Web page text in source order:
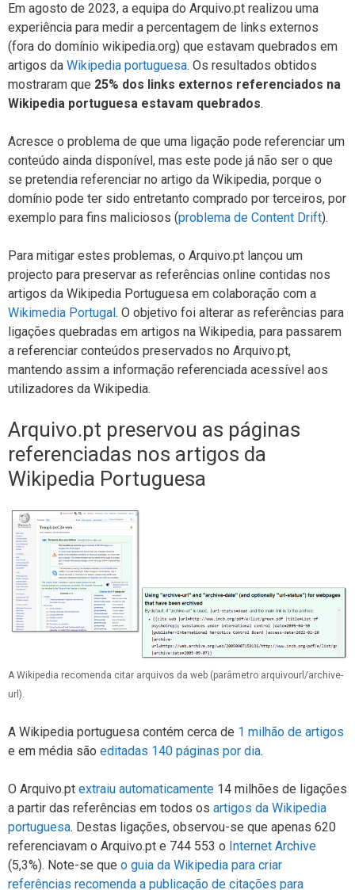
Em agosto de 2023, a equipa do Arquivo.pt realizou uma
experiência para medir a percentagem de links externos
(fora do domínio wikipedia.org) que estavam quebrados em
artigos da Wikipedia portuguesa. Os resultados obtidos
mostraram que 25% dos links externos referenciados na
Wikipedia portuguesa estavam quebrados.
Acresce o problema de que uma ligação pode referenciar um
conteúdo ainda disponível, mas este pode já não ser o que
se pretendia referenciar no artigo da Wikipedia, porque o
domínio pode ter sido entretanto comprado por terceiros, por
exemplo para fins maliciosos (problema de Content Drift).
Para mitigar estes problemas, o Arquivo.pt lançou um
projecto para preservar as referências online contidas nos
artigos da Wikipedia Portuguesa em colaboração com a
Wikimedia Portugal . O objetivo foi alterar as referências para
ligações quebradas em artigos na Wikipedia, para passarem
a referenciar conteúdos preservados no Arquivo.pt,
mantendo assim a informação referenciada acessível aos
utilizadores da Wikipedia.
Arquivo.pt preservou as páginas
referenciadas nos artigos da
Wikipedia Portuguesa
A Wikipedia recomenda citar arquivos da web (parâmetro arquivourl/archive-
url).
A Wikipedia portuguesa contém cerca de 1 milhão de artigos
e em média são editadas 140 páginas por dia.
O Arquivo.pt extraiu automaticamente 14 milhões de ligações
a partir das referências em todos os artigos da Wikipedia
portuguesa. Destas ligações, observou-se que apenas 620
referenciavam o Arquivo.pt e 744 553 o Internet Archive
(5,3%). Note-se que o guia da Wikipedia para criar
referências recomenda a publicação de citações para